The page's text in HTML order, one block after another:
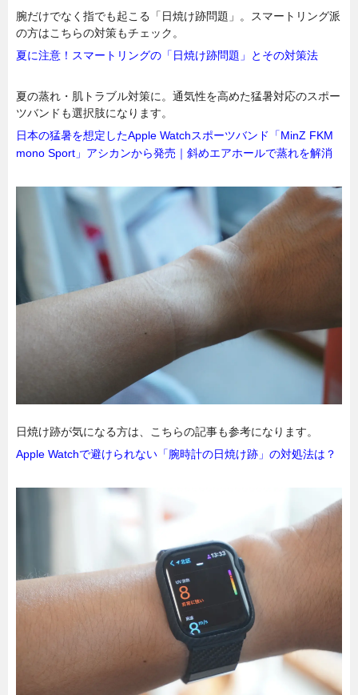
腕だけでなく指でも起こる「日焼け跡問題」。スマートリング派
の方はこちらの対策もチェック。
夏に注意！スマートリングの「日焼け跡問題」とその対策法
夏の蒸れ・肌トラブル対策に。通気性を高めた猛暑対応のスポー
ツバンドも選択肢になります。
日本の猛暑を想定したApple Watchスポーツバンド「MinZ FKM
mono Sport」アシカンから発売｜斜めエアホールで蒸れを解消
日焼け跡が気になる方は、こちらの記事も参考になります。
Apple Watchで避けられない「腕時計の日焼け跡」の対処法は？